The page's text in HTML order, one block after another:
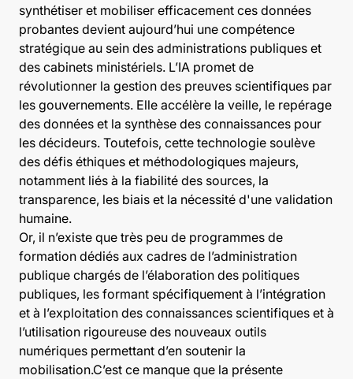
synthétiser et mobiliser efficacement ces données
probantes devient aujourd’hui une compétence
stratégique au sein des administrations publiques et
des cabinets ministériels. L’IA promet de
révolutionner la gestion des preuves scientifiques par
les gouvernements. Elle accélère la veille, le repérage
des données et la synthèse des connaissances pour
les décideurs. Toutefois, cette technologie soulève
des défis éthiques et méthodologiques majeurs,
notamment liés à la fiabilité des sources, la
transparence, les biais et la nécessité d'une validation
humaine.
Or, il n’existe que très peu de programmes de
formation dédiés aux cadres de l’administration
publique chargés de l’élaboration des politiques
publiques, les formant spécifiquement à l’intégration
et à l’exploitation des connaissances scientifiques et à
l’utilisation rigoureuse des nouveaux outils
numériques permettant d’en soutenir la
mobilisation.C’est ce manque que la présente